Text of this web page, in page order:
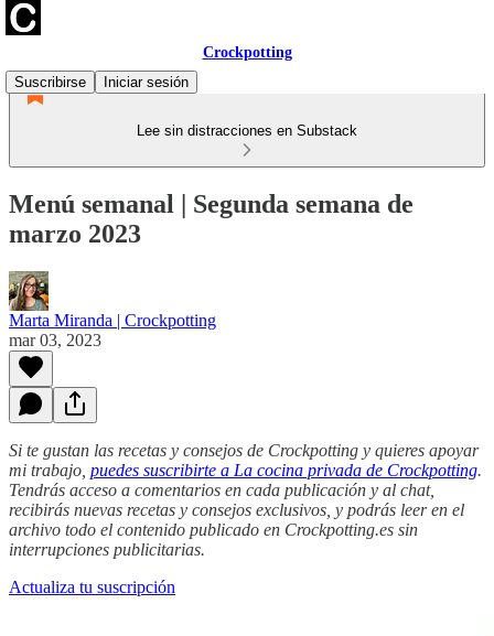
Crockpotting
Suscribirse
Iniciar sesión
Lee sin distracciones en Substack
Menú semanal | Segunda semana de
marzo 2023
Marta Miranda | Crockpotting
mar 03, 2023
Si te gustan las recetas y consejos de Crockpotting y quieres apoyar
mi trabajo, puedes suscribirte a La cocina privada de Crockpotting.
Tendrás acceso a comentarios en cada publicación y al chat,
recibirás nuevas recetas y consejos exclusivos, y podrás leer en el
archivo todo el contenido publicado en Crockpotting.es sin
interrupciones publicitarias.
Actualiza tu suscripción